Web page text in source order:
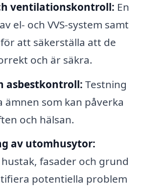
ventilationskontroll: En
el- och VVS-system samt
att säkerställa att de
och är säkra.
asbestkontroll: Testning
ämnen som kan påverka
och hälsan.
av utomhusytor:
fasader och grund
potentiella problem